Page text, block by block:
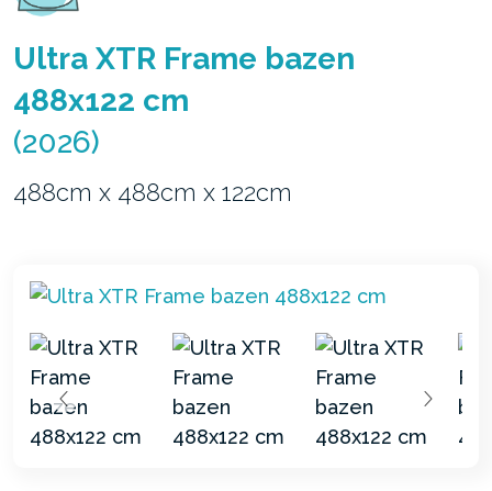
Ultra XTR Frame bazen
488x122 cm
(2026)
488cm x 488cm x 122cm